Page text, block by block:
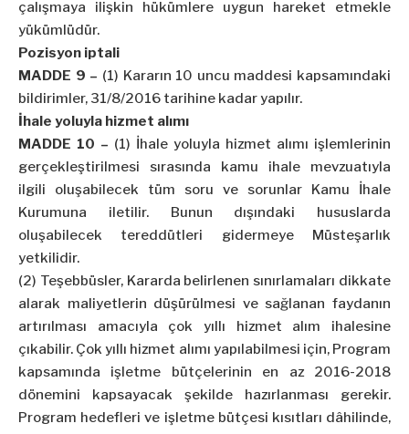
çalışmaya ilişkin hükümlere uygun hareket etmekle
yükümlüdür.
Pozisyon iptali
MADDE 9 – (1) Kararın 10 uncu maddesi kapsamındaki
bildirimler, 31/8/2016 tarihine kadar yapılır.
İhale yoluyla hizmet alımı
MADDE 10 – (1) İhale yoluyla hizmet alımı işlemlerinin
gerçekleştirilmesi sırasında kamu ihale mevzuatıyla
ilgili oluşabilecek tüm soru ve sorunlar Kamu İhale
Kurumuna iletilir. Bunun dışındaki hususlarda
oluşabilecek tereddütleri gidermeye Müsteşarlık
yetkilidir.
(2) Teşebbüsler, Kararda belirlenen sınırlamaları dikkate
alarak maliyetlerin düşürülmesi ve sağlanan faydanın
artırılması amacıyla çok yıllı hizmet alım ihalesine
çıkabilir. Çok yıllı hizmet alımı yapılabilmesi için, Program
kapsamında işletme bütçelerinin en az 2016-2018
dönemini kapsayacak şekilde hazırlanması gerekir.
Program hedefleri ve işletme bütçesi kısıtları dâhilinde,